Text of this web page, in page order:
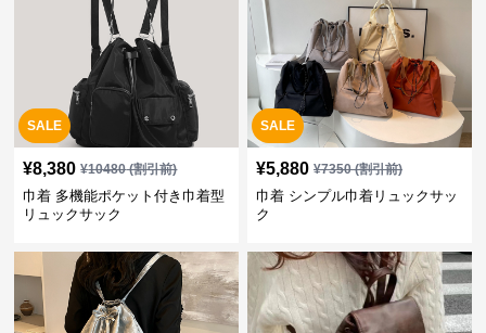
SALE
¥8,380 ¥10480(割引前)
巾着 多機能ポケット付き巾着型
リュックサック
SALE
¥5,880 ¥7350(割引前)
巾着 シンプル巾着リュックサッ
ク